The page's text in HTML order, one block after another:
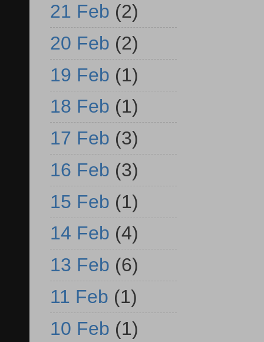
21 Feb (2)
20 Feb (2)
19 Feb (1)
18 Feb (1)
17 Feb (3)
16 Feb (3)
15 Feb (1)
14 Feb (4)
13 Feb (6)
11 Feb (1)
10 Feb (1)